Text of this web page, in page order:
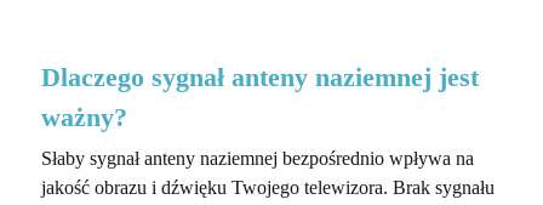
Dlaczego sygnał anteny naziemnej jest
ważny?
Słaby sygnał anteny naziemnej bezpośrednio wpływa na
jakość obrazu i dźwięku Twojego telewizora. Brak sygnału